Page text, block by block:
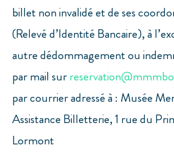
billet non invalidé et de ses
(Relevé d’Identité Bancaire), à
autre dédommagement ou
par mail sur
par courrier adressé à : Musée
Assistance Billetterie, 1 rue du
Lormont